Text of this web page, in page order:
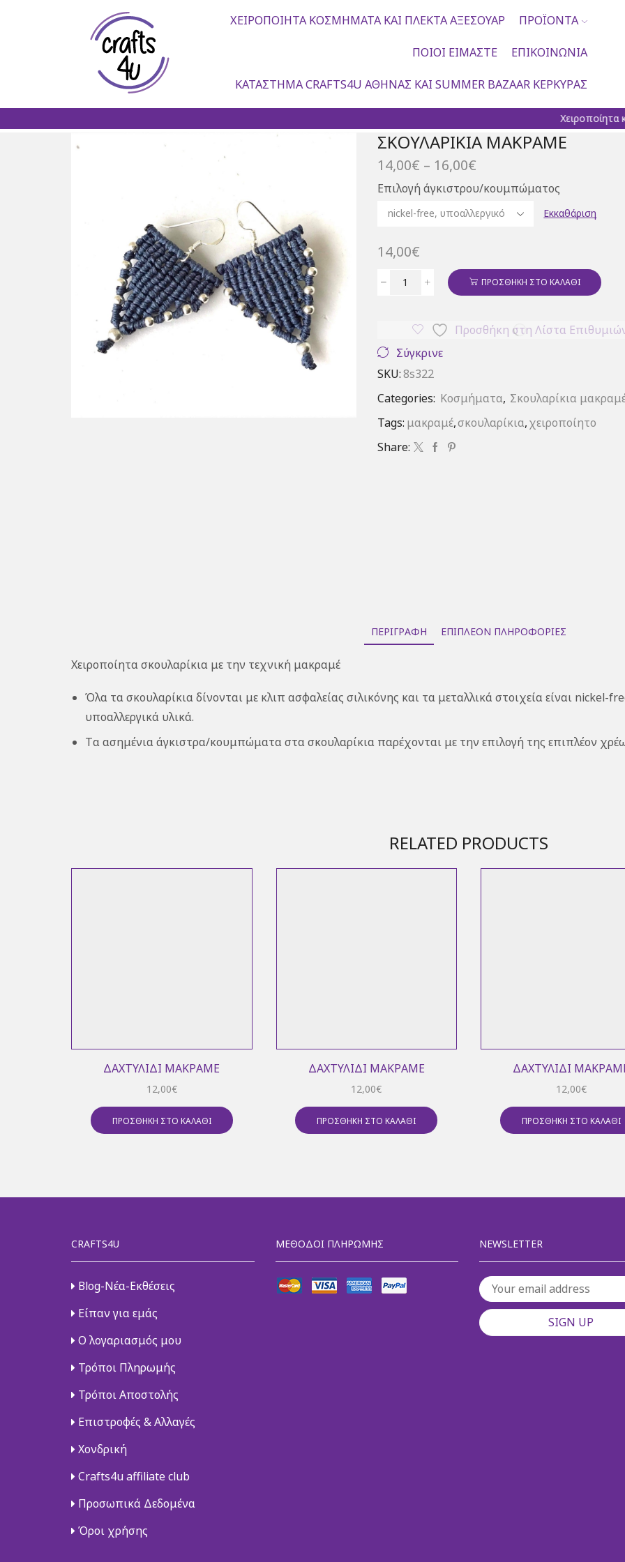
ΧΕΙΡΟΠΟΊΗΤΑ ΚΟΣΜΉΜΑΤΑ ΚΑΙ ΠΛΕΚΤΆ ΑΞΕΣΟΥΆΡ ΠΡΟΪΌΝΤΑ
ΠΟΙΟΙ ΕΊΜΑΣΤΕ ΕΠΙΚΟΙΝΩΝΊΑ
ΚΑΤΆΣΤΗΜΑ CRAFTS4U ΑΘΉΝΑΣ ΚΑΙ SUMMER BAZAAR ΚΈΡΚΥΡΑΣ
Χειροποίητα κοσμήματα και πλεκτά
ΣΚΟΥΛΑΡΊΚΙΑ ΜΑΚΡΑΜΈ
14,00€ – 16,00€Price
range:
14,00€
through
Επιλογή άγκιστρου/κουμπώματος
Εκκαθάριση
14,00€
Σκουλαρίκια
ΠΡΟΣΘΉΚΗ ΣΤΟ ΚΑΛΆΘΙ
Προσθήκη στη Λίστα
Σύγκρινε
SKU:8s322
Categories: Κοσμήματα, Σκουλαρίκια
Tags: μακραμέ,σκουλαρίκια,χειροποίητο
Share:
ΠΕΡΙΓΡΑΦΉ ΕΠΙΠΛΈΟΝ ΠΛΗΡΟΦΟΡΊΕΣ
Χειροποίητα σκουλαρίκια με την τεχνική μακραμέ
Όλα τα σκουλαρίκια δίνονται με κλιπ ασφαλείας σιλικόνης και τα μεταλλικά στοιχεία είναι
υπoαλλεργικά υλικά.
Tα ασημένια άγκιστρα/κουμπώματα στα σκουλαρίκια παρέχονται με την επιλογή της επιπλέον
RELATED PRODUCTS
ΔΑΧΤΥΛΊΔΙ ΜΑΚΡΑΜΈ
12,00€
ΠΡΟΣΘΉΚΗ ΣΤΟ ΚΑΛΆΘΙ
ΔΑΧΤΥΛΊΔΙ ΜΑΚΡΑΜΈ
12,00€
ΠΡΟΣΘΉΚΗ ΣΤΟ ΚΑΛΆΘΙ
ΔΑΧΤΥΛΊΔΙ
12,00€
ΠΡΟΣΘΉΚΗ ΣΤΟ ΚΑΛΆΘΙ
CRAFTS4U
Blog-Νέα-Εκθέσεις
Είπαν για εμάς
Ο λογαριασμός μου
Τρόποι Πληρωμής
Τρόποι Αποστολής
Επιστροφές & Αλλαγές
Χονδρική
Crafts4u affiliate club
Προσωπικά Δεδομένα
Όροι χρήσης
ΜΈΘΟΔΟΙ ΠΛΗΡΩΜΉΣ NEWSLETTER